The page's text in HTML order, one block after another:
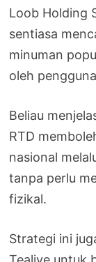
Loob Holding
sentiasa
minuman
oleh
Beliau
RTD
nasional
tanpa perlu
fizikal.
Strategi ini